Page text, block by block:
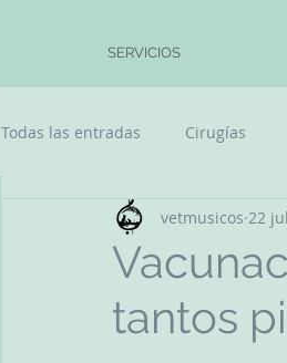
SERVICIOS
Todas las entradas Cirugías
tantos
vetmusicos 22